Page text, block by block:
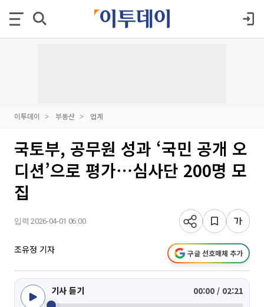
이투데이 부동산 업계
국토부, 공무원 성과 ‘국민 공개 오
디션’으로 평가⋯심사단 200명 모
집
입력 2026-04-01 06:00
조유정 기자 구글 선호매체 추가
기사 듣기 00:00 / 02:21